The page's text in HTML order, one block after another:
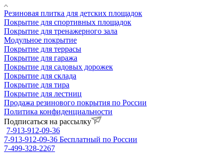
Резиновая плитка для детских площадок
Покрытие для спортивных площадок
Покрытие для тренажерного зала
Модульное покрытие
Покрытие для террасы
Покрытие для гаража
Покрытие для садовых дорожек
Покрытие для склада
Покрытие для тира
Покрытие для лестниц
Продажа резинового покрытия по России
Политика конфиденциальности
Подписаться на рассылку
7-913-912-09-36
7-913-912-09-36 Бесплатный по России
7-499-328-2267